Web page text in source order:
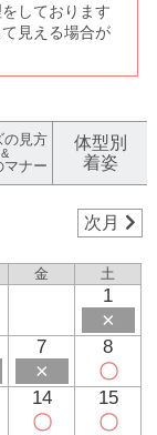
しております
見える場合が
の見方
&
マナー
体型別
着姿
次月
金 土
1
×
7
×
8
〇
14
〇
15
〇